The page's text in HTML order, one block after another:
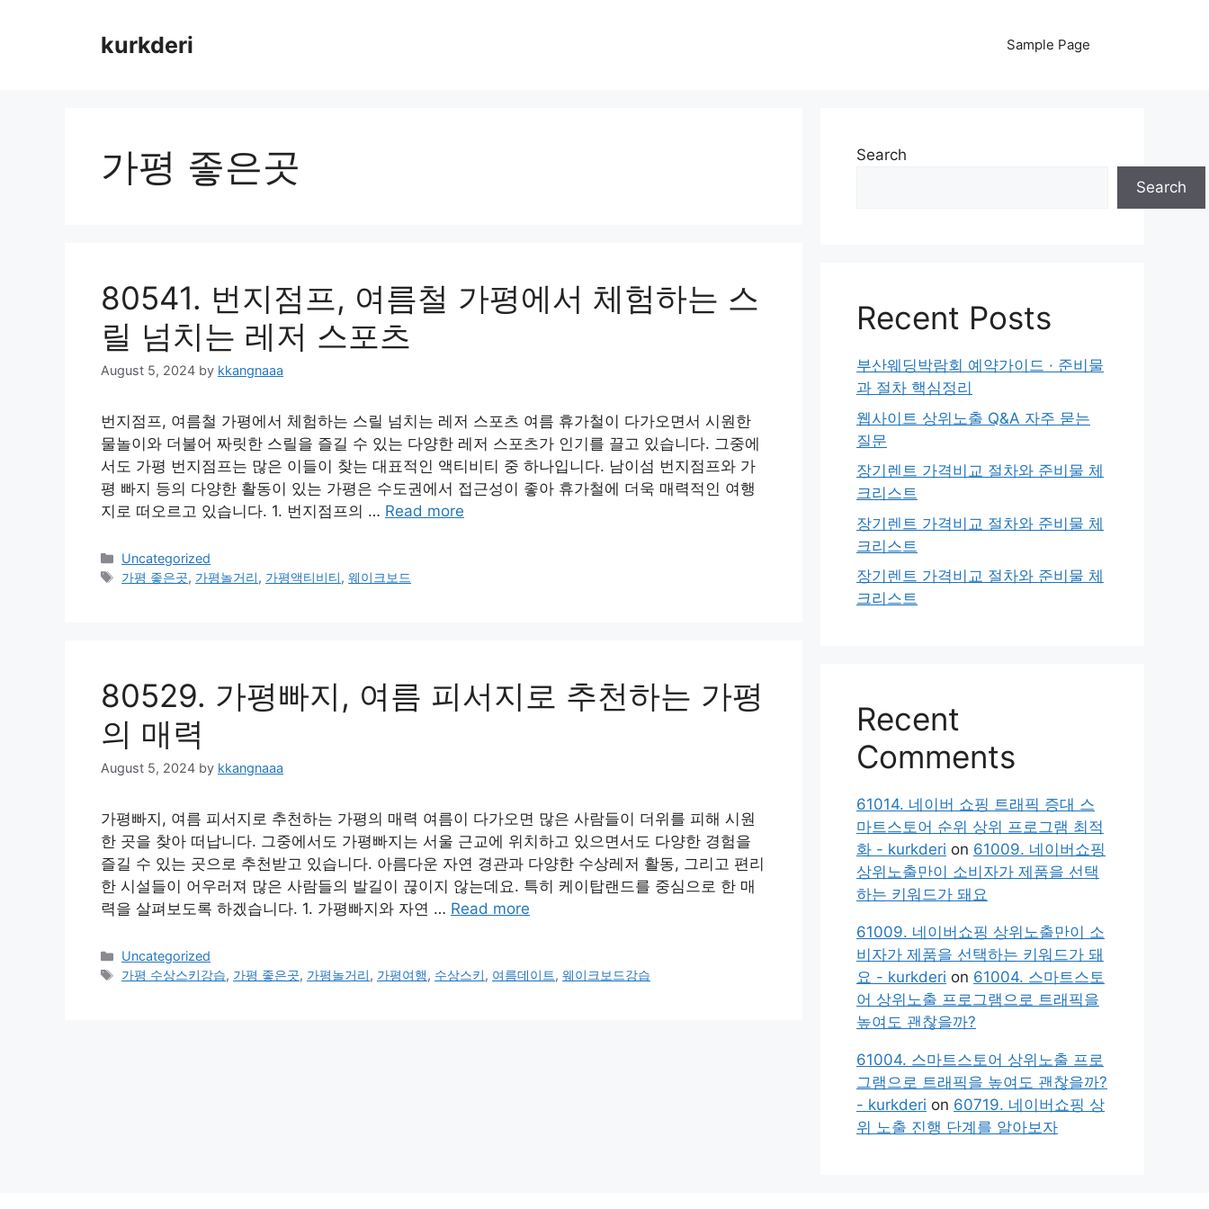
kurkderi Sample Page
가평 좋은곳
80541. 번지점프, 여름철 가평에서 체험하는 스
릴 넘치는 레저 스포츠
August 5, 2024 by kkangnaaa
번지점프, 여름철 가평에서 체험하는 스릴 넘치는 레저 스포츠 여름 휴가철이 다가오면서 시원한
물놀이와 더불어 짜릿한 스릴을 즐길 수 있는 다양한 레저 스포츠가 인기를 끌고 있습니다. 그중에
서도 가평 번지점프는 많은 이들이 찾는 대표적인 액티비티 중 하나입니다. 남이섬 번지점프와 가
평 빠지 등의 다양한 활동이 있는 가평은 수도권에서 접근성이 좋아 휴가철에 더욱 매력적인 여행
지로 떠오르고 있습니다. 1. 번지점프의 … Read more
Categories
Uncategorized
Tags
가평 좋은곳, 가평놀거리, 가평액티비티,웨이크보드
80529. 가평빠지, 여름 피서지로 추천하는 가평
의 매력
August 5, 2024 by kkangnaaa
가평빠지, 여름 피서지로 추천하는 가평의 매력 여름이 다가오면 많은 사람들이 더위를 피해 시원
한 곳을 찾아 떠납니다. 그중에서도 가평빠지는 서울 근교에 위치하고 있으면서도 다양한 경험을
즐길 수 있는 곳으로 추천받고 있습니다. 아름다운 자연 경관과 다양한 수상레저 활동, 그리고 편리
한 시설들이 어우러져 많은 사람들의 발길이 끊이지 않는데요. 특히 케이탑랜드를 중심으로 한 매
력을 살펴보도록 하겠습니다. 1. 가평빠지와 자연 … Read more
Categories
Uncategorized
Tags
가평 수상스키강습, 가평 좋은곳, 가평놀거리, 가평여행, 수상스키, 여름데이트,웨이크보드강습
Search
Search
Recent Posts
부산웨딩박람회 예약가이드 · 준비물
과 절차 핵심정리
웹사이트 상위노출 Q&A 자주 묻는
질문
장기렌트 가격비교 절차와 준비물 체
크리스트
장기렌트 가격비교 절차와 준비물 체
크리스트
장기렌트 가격비교 절차와 준비물 체
크리스트
Recent
Comments
61014. 네이버 쇼핑 트래픽 증대 스
마트스토어 순위 상위 프로그램 최적
화 - kurkderi on 61009. 네이버쇼핑
상위노출만이 소비자가 제품을 선택
하는 키워드가 돼요
61009. 네이버쇼핑 상위노출만이 소
비자가 제품을 선택하는 키워드가 돼
요 - kurkderi on 61004. 스마트스토
어 상위노출 프로그램으로 트래픽을
높여도 괜찮을까?
61004. 스마트스토어 상위노출 프로
그램으로 트래픽을 높여도 괜찮을까?
- kurkderi on 60719. 네이버쇼핑 상
위 노출 진행 단계를 알아보자